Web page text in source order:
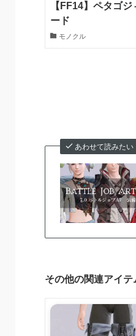
【FF14】ペタゴジ
ード
モノクル
あわせて読みたい
その他の関連アイテ